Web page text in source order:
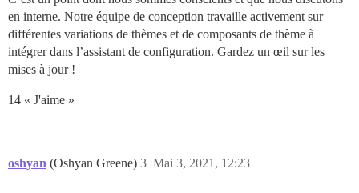
en interne. Notre équipe de conception travaille activement sur
différentes variations de thèmes et de composants de thème à
intégrer dans l’assistant de configuration. Gardez un œil sur les
mises à jour !
14 « J'aime »
oshyan (Oshyan Greene) Mai 3, 2021, 12:23
3